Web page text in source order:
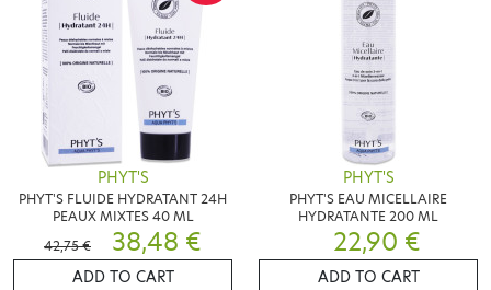
PHYT'S
PHYT'S FLUIDE HYDRATANT 24H
PEAUX MIXTES 40 ML
42,75 €
38,48 €
ADD TO CART
PHYT'S
PHYT'S EAU MICELLAIRE
HYDRATANTE 200 ML
22,90 €
ADD TO CART